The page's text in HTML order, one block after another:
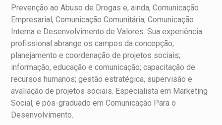
Prevenção ao Abuso de Drogas e, ainda, Comunicação
Empresarial, Comunicação Comunitária, Comunicação
Interna e Desenvolvimento de Valores. Sua experiência
profissional abrange os campos da concepção,
planejamento e coordenação de projetos sociais;
informação, educação e comunicação; capacitação de
recursos humanos; gestão estratégica, supervisão e
avaliação de projetos sociais. Especialista em Marketing
Social, é pós-graduado em Comunicação Para o
Desenvolvimento.